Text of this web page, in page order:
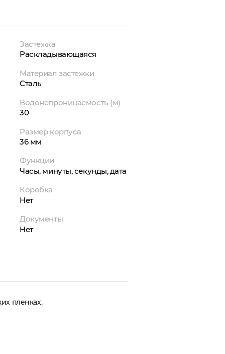
Застежка
Раскладывающаяся
Материал застежки
Сталь
Водонепроницаемость (м)
30
Размер корпуса
36 мм
Функции
Часы, минуты, секунды, дата
Коробка
Нет
Документы
Нет
пленках.